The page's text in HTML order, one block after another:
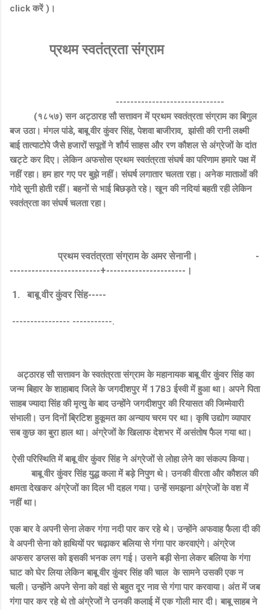
click करें )।
प्रथम स्वतंत्रता संग्राम
------------------------------
(१८५७) सन अट्ठारह सौ सत्तावन में प्रथम स्वतंत्रता संग्राम का बिगुल
बज उठा। मंगल पांडे, बाबू वीर कुंवर सिंह, पेशवा बाजीराव, झांसी की रानी लक्ष्मी
बाई तात्याटोपे जैसे हजारों सपूतों ने शौर्य साहस और रण कौशल से अंग्रेजों के दांत
खट्टे कर दिए। लेकिन अफसोस प्रथम स्वतंत्रता संघर्ष का परिणाम हमारे पक्ष में
नहीं रहा। हम हार गए पर बुझे नहीं। संघर्ष लगातार चलता रहा। अनेक माताओं की
गोदे सूनी होती रहीं। बहनों से भाई बिछड़ते रहे। खून की नदियां बहती रही लेकिन
स्वतंत्रता का संघर्ष चलता रहा।
प्रथम स्वतंत्रता संग्राम के अमर सेनानी। -
-------------------------+----------------------।
1. बाबू वीर कुंवर सिंह-----
---------------- -----------.
अट्ठारह सौ सत्तावन के स्वतंत्रता संग्राम के महानायक बाबू वीर कुंवर सिंह का
जन्म बिहार के शाहाबाद जिले के जगदीशपुर में 1783 ईस्वी में हुआ था। अपने पिता
साहब ज्यादा सिंह की मृत्यु के बाद उन्होंने जगदीशपुर की रियासत की जिम्मेवारी
संभाली। उन दिनों ब्रिटिश हुकूमत का अन्याय चरम पर था। कृषि उद्योग व्यापार
सब कुछ का बुरा हाल था। अंग्रेजों के खिलाफ देशभर में असंतोष फैल गया था।
ऐसी परिस्थिति में बाबू वीर कुंवर सिंह ने अंग्रेजों से लोहा लेने का संकल्प किया।
बाबू वीर कुंवर सिंह युद्ध कला में बड़े निपुण थे। उनकी वीरता और कौशल की
क्षमता देखकर अंग्रेजों का दिल भी दहल गया। उन्हें समझना अंग्रेजों के वश में
नहीं था।
एक बार वे अपनी सेना लेकर गंगा नदी पार कर रहे थे। उन्होंने अफवाह फैला दी की
वे अपनी सेना को हाथियों पर चढ़ाकर बलिया से गंगा पार करवाएंगे। अंग्रेज
अफसर डग्लस को इसकी भनक लग गई। उसने बड़ी सेना लेकर बलिया के गंगा
घाट को घेर लिया लेकिन बाबू वीर कुंवर सिंह की चाल के सामने उसकी एक न
चली। उन्होंने अपने सेना को वहां से बहुत दूर नाव से गंगा पार करवाया। अंत में जब
गंगा पार कर रहे थे तो अंग्रेजों ने उनकी कलाई में एक गोली मार दी। बाबू साहब ने